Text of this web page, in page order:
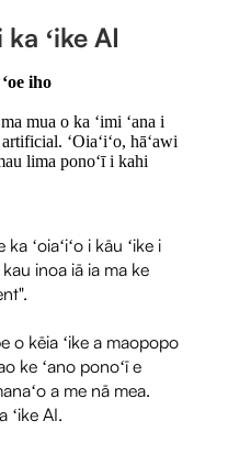
ʻike AI
iho
mua o ka ʻimi ʻana i
ʻOiaʻiʻo, hāʻawi
lima ponoʻī i kahi
ʻoiaʻiʻo i kāu ʻike i
inoa iā ia ma ke
o kēia ʻike a maopopo
ke ʻano ponoʻī e
a me nā mea.
ʻike AI.